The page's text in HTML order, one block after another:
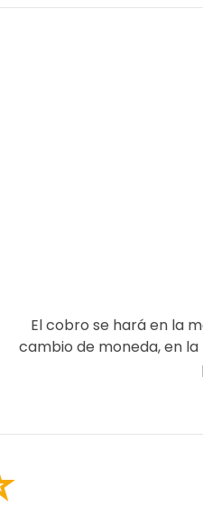
El cobro se hará en la
cambio de moneda, en